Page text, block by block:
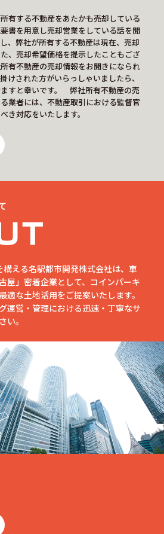
有する不動産をあたかも売却している
書を用意し売却営業をしている話を聞
、弊社が所有する不動産は現在、売却
、売却希望価格を提示したこともござ
有不動産の売却情報をお聞きになられ
けされた方がいらっしゃいましたら、
すと幸いです。 弊社所有不動産の売
業者には、不動産取引における監督官
き対応をいたします。
える名駅都市開発株式会社は、車
屋」密着企業として、コインパーキ
適な土地活用をご提案いたします。
運営・管理における迅速・丁寧なサ
い。